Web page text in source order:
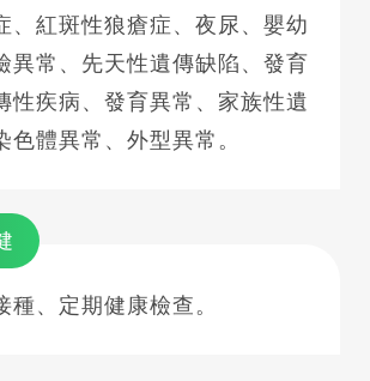
、紅斑性狼瘡症、夜尿、嬰幼
異常、先天性遺傳缺陷、發育
性疾病、發育異常、家族性遺
色體異常、外型異常。
種、定期健康檢查。